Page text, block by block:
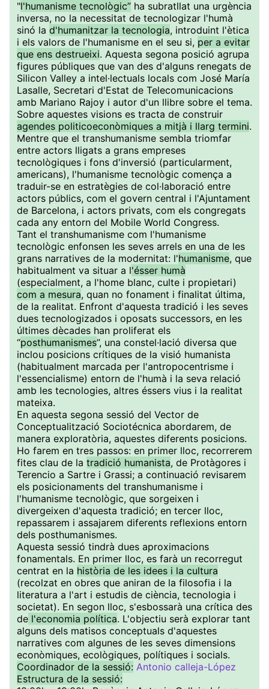
"l'humanisme tecnològic” ha subratllat una urgència
inversa, no la necessitat de tecnologizar l'humà
sinó la d'humanitzar la tecnologia, introduint l'ètica
i els valors de l'humanisme en el seu si, per a evitar
que ens destrueixi. Aquesta segona posició agrupa
figures públiques que van des d'alguns renegats de
Silicon Valley a intel·lectuals locals com José María
Lasalle, Secretari d'Estat de Telecomunicacions
amb Mariano Rajoy i autor d'un llibre sobre el tema.
Sobre aquestes visions es tracta de construir
agendes politicoeconòmiques a mitjà i llarg termini.
Mentre que el transhumanisme sembla triomfar
entre actors lligats a grans empreses
tecnològiques i fons d'inversió (particularment,
americans), l'humanisme tecnològic comença a
traduir-se en estratègies de col·laboració entre
actors públics, com el govern central i l'Ajuntament
de Barcelona, i actors privats, com els congregats
cada any entorn del Mobile World Congress.
Tant el transhumanisme com l'humanisme
tecnològic enfonsen les seves arrels en una de les
grans narratives de la modernitat: l'humanisme, que
habitualment va situar a l'ésser humà
(especialment, a l'home blanc, culte i propietari)
com a mesura, quan no fonament i finalitat última,
de la realitat. Enfront d'aquesta tradició i les seves
dues tecnologizados i oposats successors, en les
últimes dècades han proliferat els
“posthumanismes”, una constel·lació diversa que
inclou posicions crítiques de la visió humanista
(habitualment marcada per l'antropocentrisme i
l'essencialisme) entorn de l'humà i la seva relació
amb les tecnologies, altres éssers vius i la realitat
mateixa.
En aquesta segona sessió del Vector de
Conceptualització Sociotécnica abordarem, de
manera exploratòria, aquestes diferents posicions.
Ho farem en tres passos: en primer lloc, recorrerem
fites clau de la tradició humanista, de Protàgores i
Terencio a Sartre i Grassi; a continuació revisarem
els posicionaments del transhumanisme i
l'humanisme tecnològic, que sorgeixen i
divergeixen d'aquesta tradició; en tercer lloc,
repassarem i assajarem diferents reflexions entorn
dels posthumanismes.
Aquesta sessió tindrà dues aproximacions
fonamentals. En primer lloc, es farà un recorregut
centrat en la història de les idees i la cultura
(recolzat en obres que aniran de la filosofia i la
literatura a l'art i estudis de ciència, tecnologia i
societat). En segon lloc, s'esbossarà una crítica des
de l'economia política. L'objectiu serà explorar tant
alguns dels matisos conceptuals d'aquestes
narratives com algunes de les seves dimensions
econòmiques, ecològiques, polítiques i socials.
Coordinador de la sessió: Antonio calleja-López
Estructura de la sessió: